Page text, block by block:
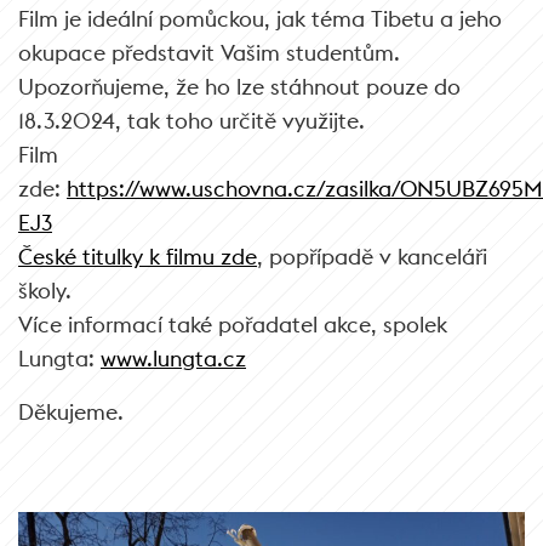
Film je ideální pomůckou, jak téma Tibetu a jeho
okupace představit Vašim studentům.
Upozorňujeme, že ho lze stáhnout pouze do
18.3.2024, tak toho určitě využijte.
Film
zde: https://www.uschovna.cz/zasilka/
EJ3
České titulky k filmu zde, popřípadě v kanceláři
školy.
Více informací také pořadatel akce, spolek
Lungta: www.lungta.cz
Děkujeme.